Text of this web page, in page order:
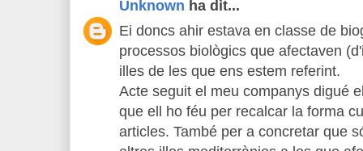
Unknown ha dit...
Ei doncs ahir estava en classe de
processos biològics que afectaven
illes de les que ens estem referint.
Acte seguit el meu companys digué
que ell ho féu per recalcar la forma
articles. També per a concretar que